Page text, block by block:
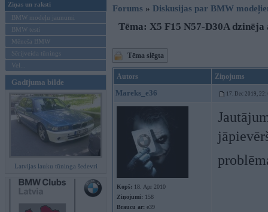
Ziņas un raksti
BMW modeļu jaunumi
BMW testi
Mēneša BMW
Sērijveida tūnings
Vel...
Gadījuma bilde
Latvijas lauku tūninga šedevri
Forums » Diskusijas par BMW
Tēma: X5 F15 N57-D30A dzinēja
Tēma slēgta
Autors Ziņojums
Mareks_e36 17. Dec 2019,
Kopš: 18. Apr 2010
Ziņojumi: 158
Braucu ar: e39